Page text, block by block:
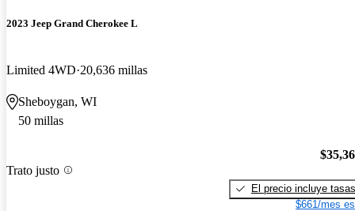
2023 Jeep Grand Cherokee L
Limited 4WD 20,636 millas
Sheboygan, WI
50 millas
Trato justo
El precio incluye tasas
$661/mes